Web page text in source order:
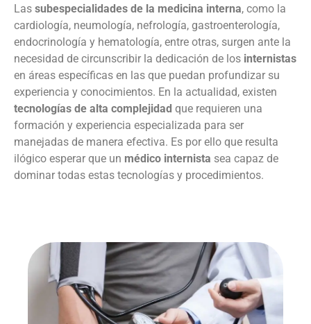
Las subespecialidades de la medicina interna, como la
cardiología, neumología, nefrología, gastroenterología,
endocrinología y hematología, entre otras, surgen ante la
necesidad de circunscribir la dedicación de los internistas
en áreas específicas en las que puedan profundizar su
experiencia y conocimientos. En la actualidad, existen
tecnologías de alta complejidad que requieren una
formación y experiencia especializada para ser
manejadas de manera efectiva. Es por ello que resulta
ilógico esperar que un médico internista sea capaz de
dominar todas estas tecnologías y procedimientos.